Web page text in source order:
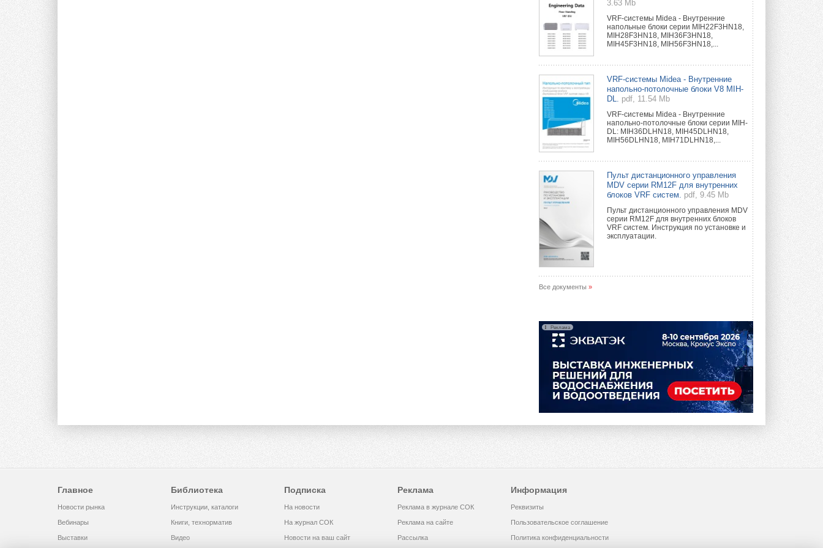
3.63 Mb
VRF-системы Midea - Внутренние
напольные блоки серии MIH22F3HN18,
MIH28F3HN18, MIH36F3HN18,
MIH45F3HN18, MIH56F3HN18,...
VRF-системы Midea - Внутренние
напольно-потолочные блоки V8 MIH-
DL.
pdf, 11.54 Mb
VRF-системы Midea - Внутренние
напольно-потолочные блоки серии MIH-
DL: MIH36DLHN18, MIH45DLHN18,
MIH56DLHN18, MIH71DLHN18,...
Пульт дистанционного управления
MDV серии RM12F для внутренних
блоков VRF систем.
pdf, 9.45 Mb
Пульт дистанционного управления MDV
серии RM12F для внутренних блоков
VRF систем. Инструкция по установке и
эксплуатации.
Все документы »
Реклама
Главное
Новости рынка
Вебинары
Выставки
Библиотека
Инструкции, каталоги
Книги, технорматив
Видео
Подписка
На новости
На журнал СОК
Новости на ваш сайт
Реклама
Реклама в журнале СОК
Реклама на сайте
Рассылка
Информация
Реквизиты
Пользовательское соглашение
Политика конфиденциальности